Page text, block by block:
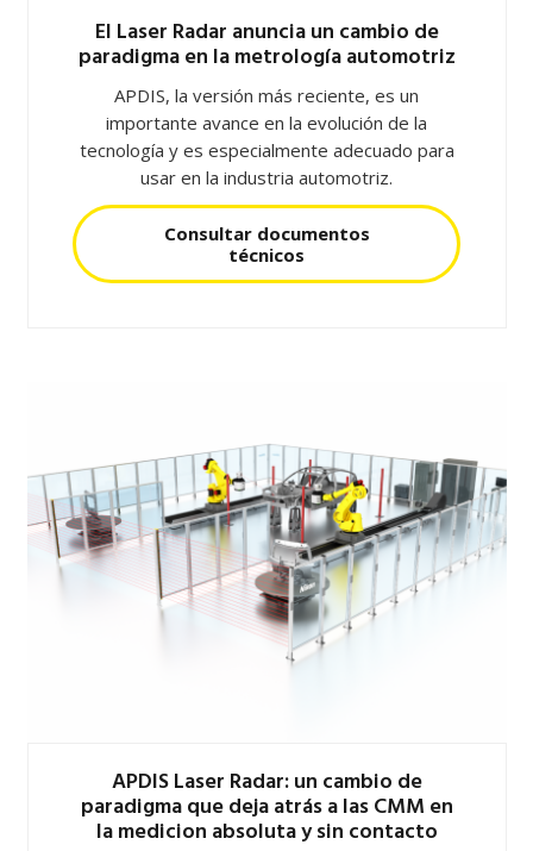
El Laser Radar anuncia un cambio de
paradigma en la metrología automotriz
APDIS, la versión más reciente, es un
importante avance en la evolución de la
tecnología y es especialmente adecuado para
usar en la industria automotriz.
Consultar documentos
técnicos
APDIS Laser Radar: un cambio de
paradigma que deja atrás a las CMM en
la medicion absoluta y sin contacto